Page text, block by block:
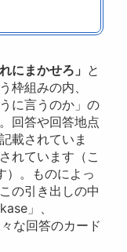
にまかせろ」 と
枠組みの内、
に言うのか」の
回答や回答地点
載されていま
れています（こ
）。ものによっ
の引き出しの中
」、
な回答のカード